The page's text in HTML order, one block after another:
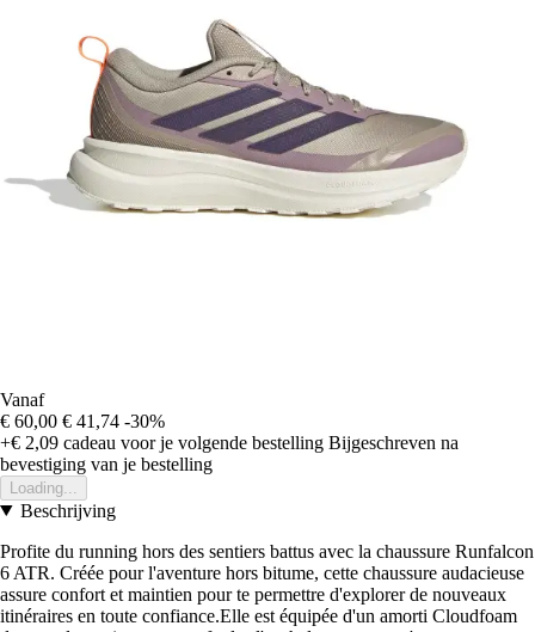
Vanaf
€ 60,00 € 41,74 -30%
+€ 2,09 cadeau voor je volgende bestelling Bijgeschreven na
bevestiging van je bestelling
Loading...
Beschrijving
Profite du running hors des sentiers battus avec la chaussure Runfalcon
6 ATR. Créée pour l'aventure hors bitume, cette chaussure audacieuse
assure confort et maintien pour te permettre d'explorer de nouveaux
itinéraires en toute confiance.Elle est équipée d'un amorti Cloudfoam